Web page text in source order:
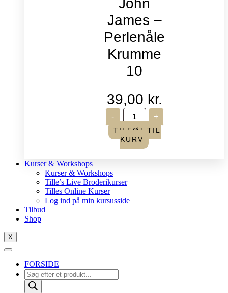
John
James –
Perlenåle
Krumme
10
39,00 kr.
-
John
James
-
Perlenåle
Krumme
+
TILFØJ TIL
KURV
Kurser & Workshops
Kurser & Workshops
Tille’s Live Broderikurser
Tilles Online Kurser
Log ind på min kursusside
Tilbud
Shop
X
FORSIDE
Products
search